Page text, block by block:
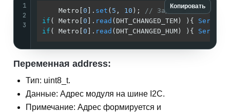
Копировать
1
2
3
    Metro[
0 ]. set ( 5 , 10 );
// Задаём диапазоны
if ( Metro[ 0 ]. read (DHT_CHANGED_TEM) ){ Serial
if ( Metro[ 0 ]. read (DHT_CHANGED_HUM) ){ Serial
Переменная address:
Тип: uint8_t.
Данные: Адрес модуля на шине I2C.
Примечание: Адрес формируется и